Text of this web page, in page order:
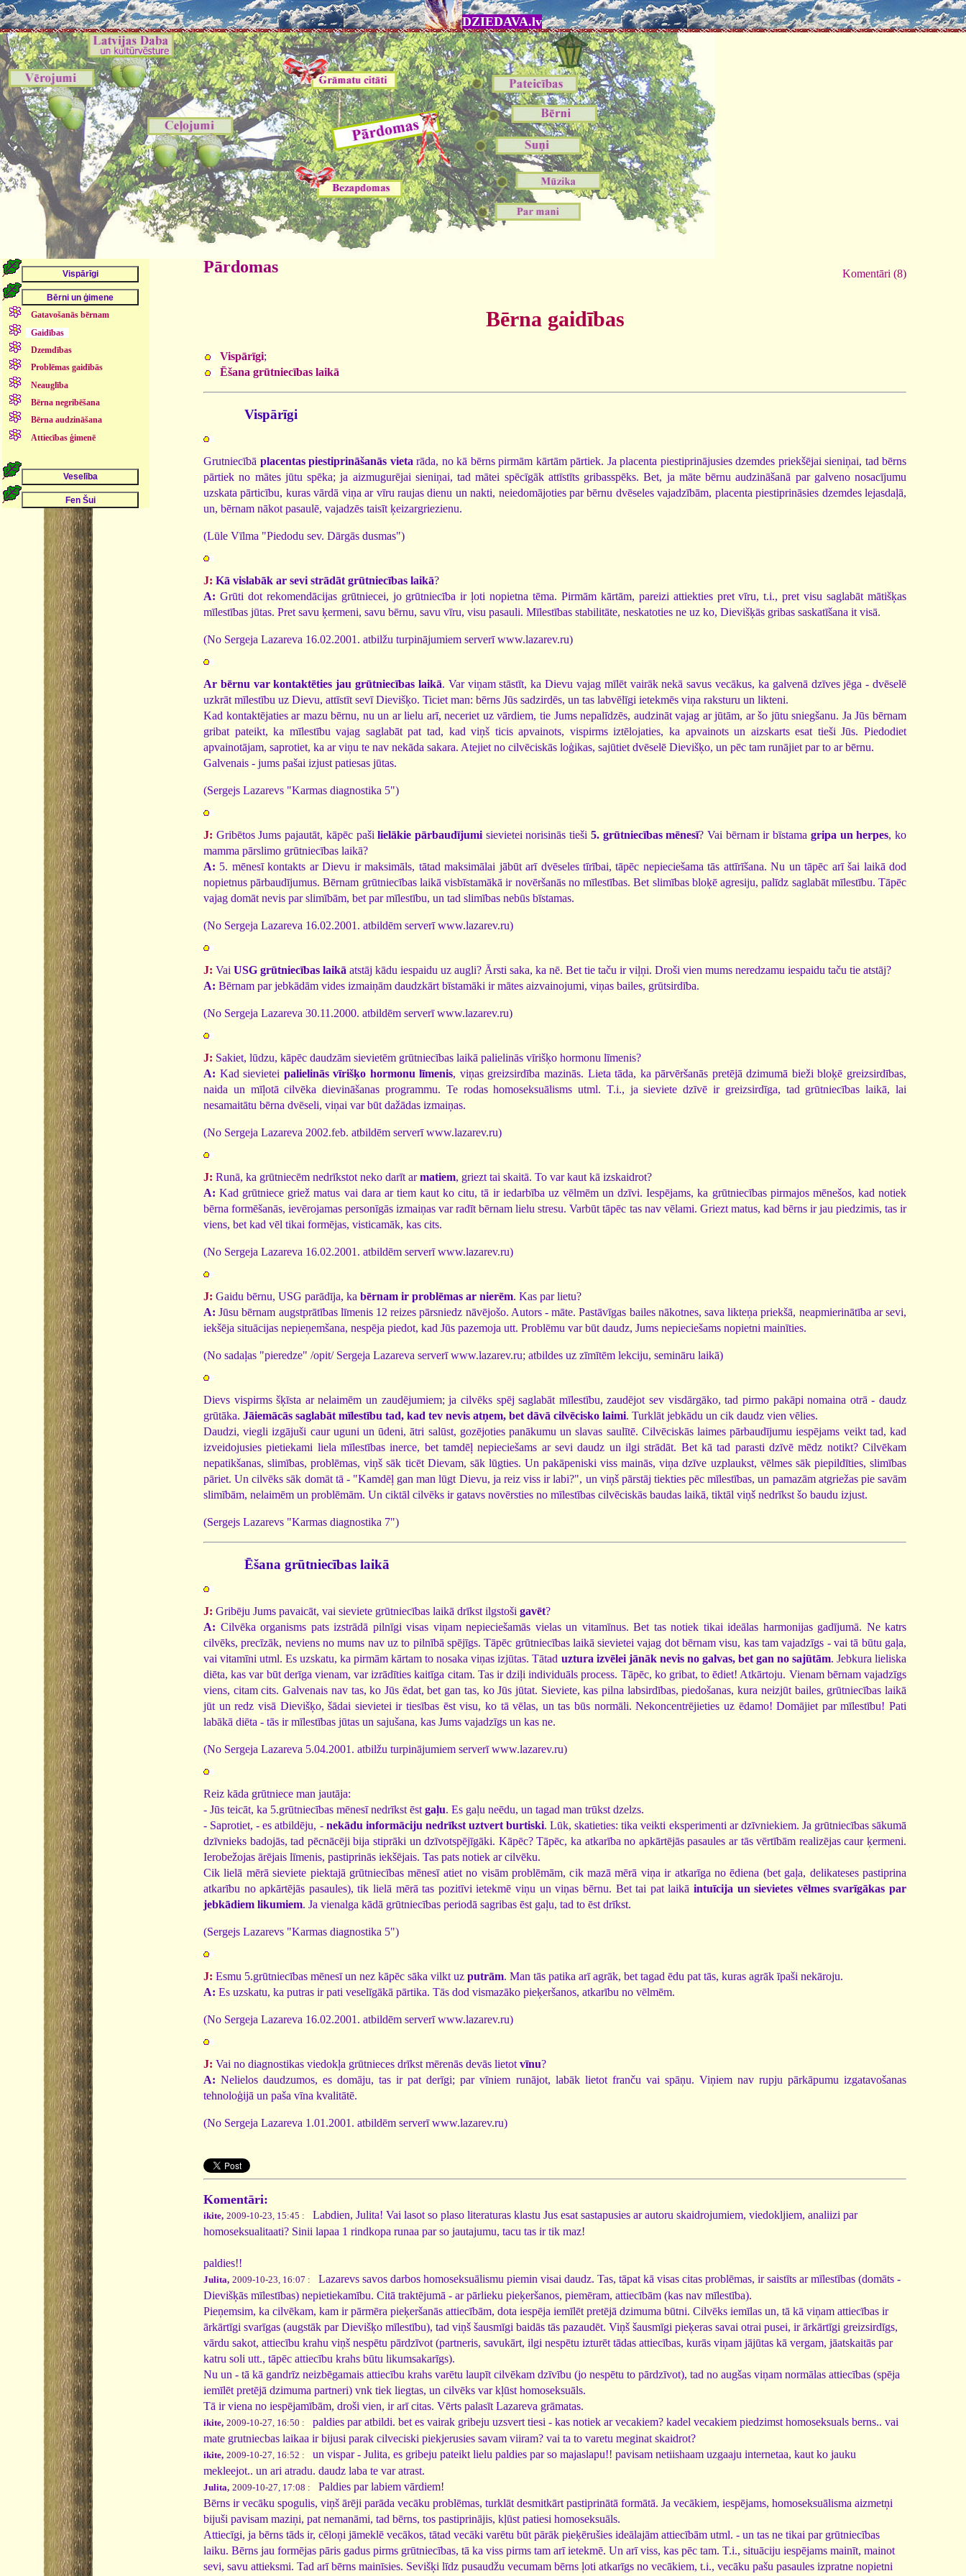
DZIEDAVA.lv
Gatavošanās bērnam
Gaidības
Dzemdības
Problēmas gaidībās
Neauglība
Bērna negribēšana
Bērna audzināšana
Attiecības ģimenē
Pārdomas Komentāri (8)
Bērna gaidības
Vispārīgi;
Ēšana grūtniecības laikā
Vispārīgi
Grutniecībā placentas piestiprināšanās vieta rāda, no kā bērns pirmām kārtām pārtiek. Ja placenta piestiprinājusies dzemdes priekšējai sieniņai, tad bērns
pārtiek no mātes jūtu spēka; ja aizmugurējai sieniņai, tad mātei spēcīgāk attīstīts gribasspēks. Bet, ja māte bērnu audzināšanā par galveno nosacījumu
uzskata pārticību, kuras vārdā viņa ar vīru raujas dienu un nakti, neiedomājoties par bērnu dvēseles vajadzībām, placenta piestiprināsies dzemdes lejasdaļā,
un, bērnam nākot pasaulē, vajadzēs taisīt ķeizargriezienu.
(Lūle Vīlma "Piedodu sev. Dārgās dusmas")
J: Kā vislabāk ar sevi strādāt grūtniecības laikā?
A: Grūti dot rekomendācijas grūtniecei, jo grūtniecība ir ļoti nopietna tēma. Pirmām kārtām, pareizi attiekties pret vīru, t.i., pret visu saglabāt mātišķas
mīlestības jūtas. Pret savu ķermeni, savu bērnu, savu vīru, visu pasauli. Mīlestības stabilitāte, neskatoties ne uz ko, Dievišķās gribas saskatīšana it visā.
(No Sergeja Lazareva 16.02.2001. atbilžu turpinājumiem serverī www.lazarev.ru)
Ar bērnu var kontaktēties jau grūtniecības laikā. Var viņam stāstīt, ka Dievu vajag mīlēt vairāk nekā savus vecākus, ka galvenā dzīves jēga - dvēselē
uzkrāt mīlestību uz Dievu, attīstīt sevī Dievišķo. Ticiet man: bērns Jūs sadzirdēs, un tas labvēlīgi ietekmēs viņa raksturu un likteni.
Kad kontaktējaties ar mazu bērnu, nu un ar lielu arī, neceriet uz vārdiem, tie Jums nepalīdzēs, audzināt vajag ar jūtām, ar šo jūtu sniegšanu. Ja Jūs bērnam
gribat pateikt, ka mīlestību vajag saglabāt pat tad, kad viņš ticis apvainots, vispirms iztēlojaties, ka apvainots un aizskarts esat tieši Jūs. Piedodiet
apvainotājam, saprotiet, ka ar viņu te nav nekāda sakara. Atejiet no cilvēciskās loģikas, sajūtiet dvēselē Dievišķo, un pēc tam runājiet par to ar bērnu.
Galvenais - jums pašai izjust patiesas jūtas.
(Sergejs Lazarevs "Karmas diagnostika 5")
J: Gribētos Jums pajautāt, kāpēc pašilielākie pārbaudījumi sievietei norisinās tieši 5. grūtniecības mēnesī? Vai bērnam ir bīstama gripa un herpes, ko
mamma pārslimo grūtniecības laikā?
A: 5. mēnesī kontakts ar Dievu ir maksimāls, tātad maksimālai jābūt arī dvēseles tīrībai, tāpēc nepieciešama tās attīrīšana. Nu un tāpēc arī šai laikā dod
nopietnus pārbaudījumus. Bērnam grūtniecības laikā visbīstamākā ir novēršanās no mīlestības. Bet slimības bloķē agresiju, palīdz saglabāt mīlestību. Tāpēc
vajag domāt nevis par slimībām, bet par mīlestību, un tad slimības nebūs bīstamas.
(No Sergeja Lazareva 16.02.2001. atbildēm serverī www.lazarev.ru)
J: Vai USG grūtniecības laikā atstāj kādu iespaidu uz augli? Ārsti saka, ka nē. Bet tie taču ir viļņi. Droši vien mums neredzamu iespaidu taču tie atstāj?
A: Bērnam par jebkādām vides izmaiņām daudzkārt bīstamāki ir mātes aizvainojumi, viņas bailes, grūtsirdība.
(No Sergeja Lazareva 30.11.2000. atbildēm serverī www.lazarev.ru)
J: Sakiet, lūdzu, kāpēc daudzām sievietēm grūtniecības laikā palielinās vīrišķo hormonu līmenis?
A: Kad sievietei palielinās vīrišķo hormonu līmenis, viņas greizsirdība mazinās. Lieta tāda, ka pārvēršanās pretējā dzimumā bieži bloķē greizsirdības,
naida un mīļotā cilvēka dievināšanas programmu. Te rodas homoseksuālisms utml. T.i., ja sieviete dzīvē ir greizsirdīga, tad grūtniecības laikā, lai
nesamaitātu bērna dvēseli, viņai var būt dažādas izmaiņas.
(No Sergeja Lazareva 2002.feb. atbildēm serverī www.lazarev.ru)
J: Runā, ka grūtniecēm nedrīkstot neko darīt armatiem, griezt tai skaitā. To var kaut kā izskaidrot?
A: Kad grūtniece griež matus vai dara ar tiem kaut ko citu, tā ir iedarbība uz vēlmēm un dzīvi. Iespējams, ka grūtniecības pirmajos mēnešos, kad notiek
bērna formēšanās, ievērojamas personīgās izmaiņas var radīt bērnam lielu stresu. Varbūt tāpēc tas nav vēlami. Griezt matus, kad bērns ir jau piedzimis, tas ir
viens, bet kad vēl tikai formējas, visticamāk, kas cits.
(No Sergeja Lazareva 16.02.2001. atbildēm serverī www.lazarev.ru)
J: Gaidu bērnu, USG parādīja, ka bērnam ir problēmas ar nierēm. Kas par lietu?
A: Jūsu bērnam augstprātības līmenis 12 reizes pārsniedz nāvējošo. Autors - māte. Pastāvīgas bailes nākotnes, sava likteņa priekšā, neapmierinātība ar sevi,
iekšēja situācijas nepieņemšana, nespēja piedot, kad Jūs pazemoja utt. Problēmu var būt daudz, Jums nepieciešams nopietni mainīties.
(No sadaļas "pieredze" /opit/ Sergeja Lazareva serverī www.lazarev.ru; atbildes uz zīmītēm lekciju, semināru laikā)
Dievs vispirms šķīsta ar nelaimēm un zaudējumiem; ja cilvēks spēj saglabāt mīlestību, zaudējot sev visdārgāko, tad pirmo pakāpi nomaina otrā - daudz
grūtāka. Jāiemācās saglabāt mīlestību tad, kad tev nevis atņem, bet dāvā cilvēcisko laimi. Turklāt jebkādu un cik daudz vien vēlies.
Daudzi, viegli izgājuši caur uguni un ūdeni, ātri salūst, gozējoties panākumu un slavas saulītē. Cilvēciskās laimes pārbaudījumu iespējams veikt tad, kad
izveidojusies pietiekami liela mīlestības inerce, bet tamdēļ nepieciešams ar sevi daudz un ilgi strādāt. Bet kā tad parasti dzīvē mēdz notikt? Cilvēkam
nepatikšanas, slimības, problēmas, viņš sāk ticēt Dievam, sāk lūgties. Un pakāpeniski viss mainās, viņa dzīve uzplaukst, vēlmes sāk piepildīties, slimības
pāriet. Un cilvēks sāk domāt tā - "Kamdēļ gan man lūgt Dievu, ja reiz viss ir labi?", un viņš pārstāj tiekties pēc mīlestības, un pamazām atgriežas pie savām
slimībām, nelaimēm un problēmām. Un ciktāl cilvēks ir gatavs novērsties no mīlestības cilvēciskās baudas laikā, tiktāl viņš nedrīkst šo baudu izjust.
(Sergejs Lazarevs "Karmas diagnostika 7")
Ēšana grūtniecības laikā
J: Gribēju Jums pavaicāt, vai sieviete grūtniecības laikā drīkst ilgstoši gavēt?
A: Cilvēka organisms pats izstrādā pilnīgi visas viņam nepieciešamās vielas un vitamīnus. Bet tas notiek tikai ideālas harmonijas gadījumā. Ne katrs
cilvēks, precīzāk, neviens no mums nav uz to pilnībā spējīgs. Tāpēc grūtniecības laikā sievietei vajag dot bērnam visu, kas tam vajadzīgs - vai tā būtu gaļa,
vai vitamīni utml. Es uzskatu, ka pirmām kārtam to nosaka viņas izjūtas. Tātad uztura izvēlei jānāk nevis no galvas, bet gan no sajūtām. Jebkura lieliska
diēta, kas var būt derīga vienam, var izrādīties kaitīga citam. Tas ir dziļi individuāls process. Tāpēc, ko gribat, to ēdiet! Atkārtoju. Vienam bērnam vajadzīgs
viens, citam cits. Galvenais nav tas, ko Jūs ēdat, bet gan tas, ko Jūs jūtat. Sieviete, kas pilna labsirdības, piedošanas, kura neizjūt bailes, grūtniecības laikā
jūt un redz visā Dievišķo, šādai sievietei ir tiesības ēst visu, ko tā vēlas, un tas būs normāli. Nekoncentrējieties uz ēdamo! Domājiet par mīlestību! Pati
labākā diēta - tās ir mīlestības jūtas un sajušana, kas Jums vajadzīgs un kas ne.
(No Sergeja Lazareva 5.04.2001. atbilžu turpinājumiem serverī www.lazarev.ru)
Reiz kāda grūtniece man jautāja:
- Jūs teicāt, ka 5.grūtniecības mēnesī nedrīkst ēst gaļu. Es gaļu neēdu, un tagad man trūkst dzelzs.
- Saprotiet, - es atbildēju, - nekādu informāciju nedrīkst uztvert burtiski. Lūk, skatieties: tika veikti eksperimenti ar dzīvniekiem. Ja grūtniecības sākumā
dzīvnieks badojās, tad pēcnācēji bija stiprāki un dzīvotspējīgāki. Kāpēc? Tāpēc, ka atkarība no apkārtējās pasaules ar tās vērtībām realizējas caur ķermeni.
Ierobežojas ārējais līmenis, pastiprinās iekšējais. Tas pats notiek ar cilvēku.
Cik lielā mērā sieviete piektajā grūtniecības mēnesī atiet no visām problēmām, cik mazā mērā viņa ir atkarīga no ēdiena (bet gaļa, delikateses pastiprina
atkarību no apkārtējās pasaules), tik lielā mērā tas pozitīvi ietekmē viņu un viņas bērnu. Bet tai pat laikā intuīcija un sievietes vēlmes svarīgākas par
jebkādiem likumiem. Ja vienalga kādā grūtniecības periodā sagribas ēst gaļu, tad to ēst drīkst.
(Sergejs Lazarevs "Karmas diagnostika 5")
J: Esmu 5.grūtniecības mēnesī un nez kāpēc sāka vilkt uz putrām. Man tās patika arī agrāk, bet tagad ēdu pat tās, kuras agrāk īpaši nekāroju.
A: Es uzskatu, ka putras ir pati veselīgākā pārtika. Tās dod vismazāko pieķeršanos, atkarību no vēlmēm.
(No Sergeja Lazareva 16.02.2001. atbildēm serverī www.lazarev.ru)
J: Vai no diagnostikas viedokļa grūtnieces drīkst mērenās devās lietot vīnu?
A: Nelielos daudzumos, es domāju, tas ir pat derīgi; par vīniem runājot, labāk lietot franču vai spāņu. Viņiem nav rupju pārkāpumu izgatavošanas
tehnoloģijā un paša vīna kvalitātē.
(No Sergeja Lazareva 1.01.2001. atbildēm serverī www.lazarev.ru)
Komentāri:
ikite, 2009-10-23, 15:45 :
Labdien, Julita! Vai lasot so plaso literaturas klastu Jus esat sastapusies ar autoru skaidrojumiem, viedokljiem, analiizi par
homoseksualitaati? Sinii lapaa 1 rindkopa runaa par so jautajumu, tacu tas ir tik maz!
paldies!!
Julita, 2009-10-23, 16:07 :
Lazarevs savos darbos homoseksuālismu piemin visai daudz. Tas, tāpat kā visas citas problēmas, ir saistīts ar mīlestības (domāts -
Dievišķās mīlestības) nepietiekamību. Citā traktējumā - ar pārlieku pieķeršanos, piemēram, attiecībām (kas nav mīlestība).
Pieņemsim, ka cilvēkam, kam ir pārmēra pieķeršanās attiecībām, dota iespēja iemīlēt pretējā dzimuma būtni. Cilvēks iemīlas un, tā kā viņam attiecības ir
ārkārtīgi svarīgas (augstāk par Dievišķo mīlestību), tad viņš šausmīgi baidās tās pazaudēt. Viņš šausmīgi pieķeras savai otrai pusei, ir ārkārtīgi greizsirdīgs,
vārdu sakot, attiecību krahu viņš nespētu pārdzīvot (partneris, savukārt, ilgi nespētu izturēt tādas attiecības, kurās viņam jājūtas kā vergam, jāatskaitās par
katru soli utt., tāpēc attiecību krahs būtu likumsakarīgs).
Nu un - tā kā gandrīz neizbēgamais attiecību krahs varētu laupīt cilvēkam dzīvību (jo nespētu to pārdzīvot), tad no augšas viņam normālas attiecības (spēja
iemīlēt pretējā dzimuma partneri) vnk tiek liegtas, un cilvēks var kļūst homoseksuāls.
Tā ir viena no iespējamībām, droši vien, ir arī citas. Vērts palasīt Lazareva grāmatas.
ikite, 2009-10-27, 16:50 :
paldies par atbildi. bet es vairak gribeju uzsvert tiesi - kas notiek ar vecakiem? kadel vecakiem piedzimst homoseksuals berns.. vai
mate grutniecbas laikaa ir bijusi parak cilveciski piekjerusies savam viiram? vai ta to varetu meginat skaidrot?
ikite, 2009-10-27, 16:52 :
un vispar - Julita, es gribeju pateikt lielu paldies par so majaslapu!! pavisam netiishaam uzgaaju internetaa, kaut ko jauku
mekleejot.. un ari atradu. daudz laba te var atrast.
Julita, 2009-10-27, 17:08 :
Paldies par labiem vārdiem!
Bērns ir vecāku spogulis, viņš ārēji parāda vecāku problēmas, turklāt desmitkārt pastiprinātā formātā. Ja vecākiem, iespējams, homoseksuālisma aizmetņi
bijuši pavisam maziņi, pat nemanāmi, tad bērns, tos pastiprinājis, kļūst patiesi homoseksuāls.
Attiecīgi, ja bērns tāds ir, cēloņi jāmeklē vecākos, tātad vecāki varētu būt pārāk pieķērušies ideālajām attiecībām utml. - un tas ne tikai par grūtniecības
laiku. Bērns jau formējas pāris gadus pirms grūtniecības, tā ka viss pirms tam arī ietekmē. Un arī viss, kas pēc tam. T.i., situāciju iespējams mainīt, mainot
sevi, savu attieksmi. Tad arī bērns mainīsies. Sevišķi līdz pusaudžu vecumam bērns ļoti atkarīgs no vecākiem, t.i., vecāku pašu pasaules izpratne nopietni